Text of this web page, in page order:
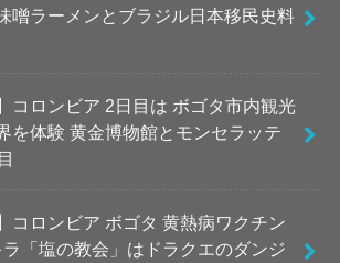
噌ラーメンとブラジル日本移民史料
コロンビア 2日目は ボゴタ市内観光
を体験 黄金博物館とモンセラッテ
コロンビア ボゴタ 黄熱病ワクチン
「塩の教会」はドラクエのダンジ